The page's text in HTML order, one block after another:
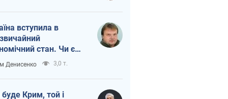
вступила в
стан. Чи є
вкінці тунелю?
Денисенко 3,0 т.
Крим, той і